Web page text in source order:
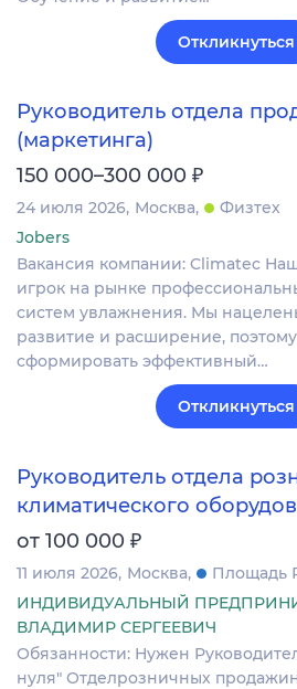
Откликнуться
Руководитель отдела
(маркетинга)
150 000–300 000 ₽
24 июля 2026 Москва
Физтех
Jobers
Вакансия компании: Climatec
игрок на рынке
систем увлажнения. Мы
развитие и расширение,
сформировать эффективный…
Откликнуться
Руководитель отдела
климатического
от 100 000 ₽
11 июля 2026 Москва
Площадь
ИНДИВИДУАЛЬНЫЙ
ВЛАДИМИР СЕРГЕЕВИЧ
Обязанности: Нужен
нуля" Отделрозничных